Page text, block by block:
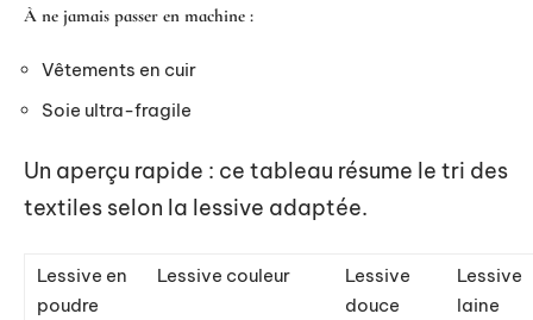
À ne jamais passer en machine :
Vêtements en cuir
Soie ultra-fragile
Un aperçu rapide : ce tableau résume le tri des
textiles selon la lessive adaptée.
Lessive en
poudre
Lessive couleur
Lessive
douce
Lessive
laine